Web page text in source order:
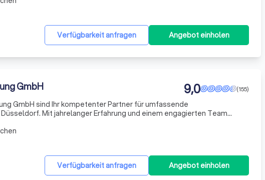
Verfügbarkeit anfragen Angebot einholen
GmbH (155)
9,0
GmbH sind Ihr kompetenter Partner für umfassende
Mit jahrelanger Erfahrung und einem engagierten Team
Verfügbarkeit anfragen Angebot einholen